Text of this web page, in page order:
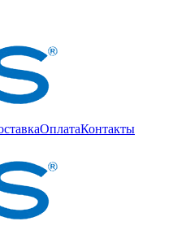
ОплатаКонтакты